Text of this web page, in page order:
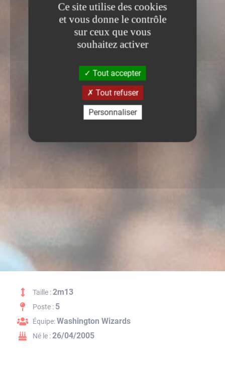
Taille :2m13
Poste : 5
Équipe:Washington Wizards
Né le :26/04/2005
Ce site utilise des cookies
et vous donne le contrôle
sur ceux que vous
souhaitez activer
Tout accepter
Tout refuser
Personnaliser